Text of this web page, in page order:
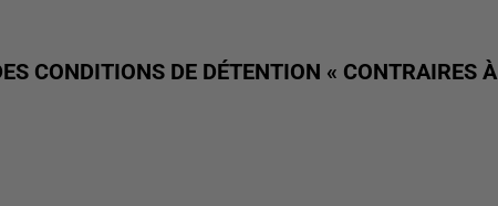
CONDITIONS DE DÉTENTION « CONTRAIRES À